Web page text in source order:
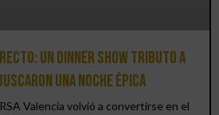
un Dinner Show Tributo a
una noche épica
Valencia volvió a convertirse en el